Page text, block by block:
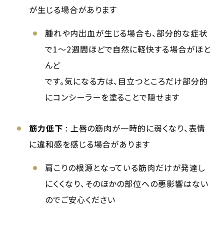
が生じる場合があります
腫れや内出血が生じる場合も、部分的な症状
で1～2週間ほどで自然に軽快する場合がほと
んど
です。気になる方は、目立つところだけ部分的
にコンシーラーを塗ることで隠せます
筋力低下 : 上唇の筋肉が一時的に弱くなり、表情
に違和感を感じる場合があります
肩こりの根源となっている筋肉だけが発達し
にくくなり、そのほかの部位への悪影響はない
のでご安心ください